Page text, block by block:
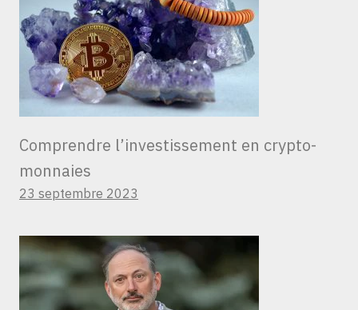
Comprendre l’investissement en crypto-
monnaies
23 septembre 2023